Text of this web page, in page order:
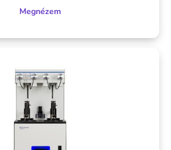
Megnézem